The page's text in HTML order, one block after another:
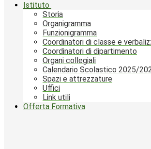
Istituto
Storia
Organigramma
Funzionigramma
Coordinatori di classe e
Coordinatori di dipartimento
Organi collegiali
Calendario Scolastico 2025/
Spazi e attrezzature
Uffici
Link utili
Offerta Formativa